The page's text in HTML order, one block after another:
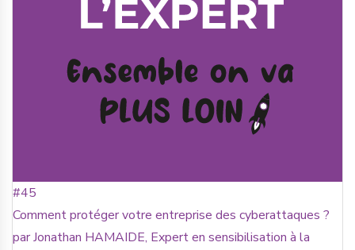
#45
Comment protéger votre entreprise des cyberattaques ?
par Jonathan HAMAIDE, Expert en sensibilisation à la